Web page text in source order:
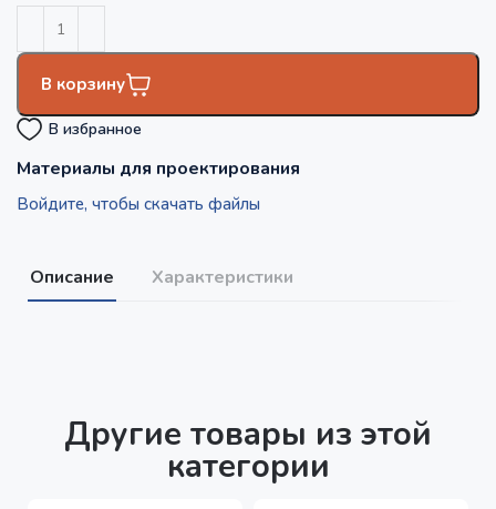
В корзину
В избранное
Материалы для проектирования
Войдите, чтобы скачать файлы
Описание Характеристики
Другие товары из этой
категории